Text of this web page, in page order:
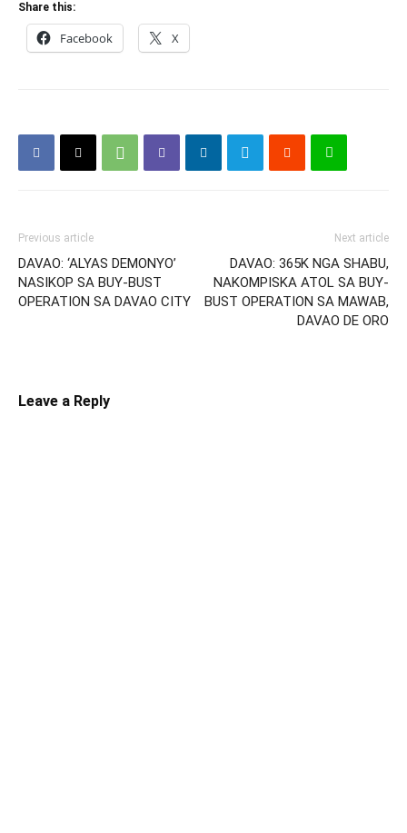
Share this:
Facebook X
Previous article
DAVAO: ‘ALYAS DEMONYO’
NASIKOP SA BUY-BUST
OPERATION SA DAVAO CITY
Next article
DAVAO: 365K NGA SHABU,
NAKOMPISKA ATOL SA BUY-
BUST OPERATION SA MAWAB,
DAVAO DE ORO
Leave a Reply